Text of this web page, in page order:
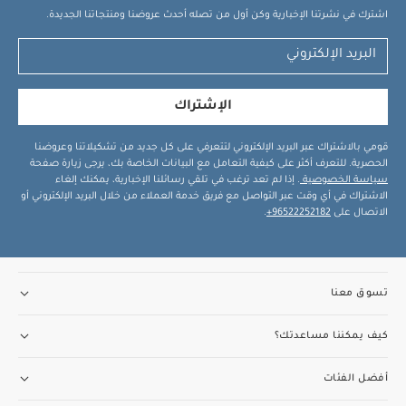
اشترك في نشرتنا الإخبارية وكن أول من تصله أحدث عروضنا ومنتجاتنا الجديدة.
الإشتراك
قومي بالاشتراك عبر البريد الإلكتروني لتتعرفي على كل جديد من تشكيلاتنا وعروضنا
الحصرية. للتعرف أكثر على كيفية التعامل مع البيانات الخاصة بك، يرجى زيارة صفحة
سياسة الخصوصية . إذا لم تعد ترغب في تلقي رسائلنا الإخبارية، يمكنك إلغاء
الاشتراك في أي وقت عبر التواصل مع فريق خدمة العملاء من خلال البريد الإلكتروني أو
الاتصال على 96522252182+
.
تسوق معنا
كيف يمكننا مساعدتك؟
أفضل الفئات